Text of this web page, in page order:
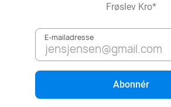
Frøslev Kro*
E-mailadresse
Abonnér